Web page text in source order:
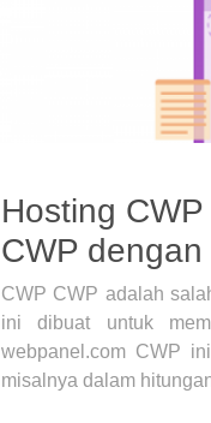
Hosting
CWP
CWP CWP adalah
ini dibuat untuk
webpanel.com CWP
misalnya dalam